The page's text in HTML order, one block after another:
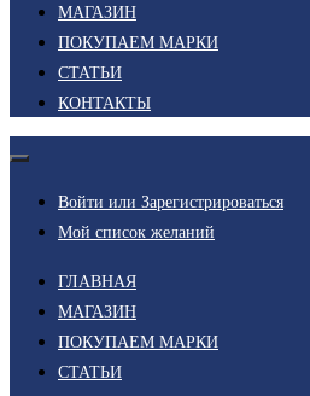
МАГАЗИН
ПОКУПАЕМ МАРКИ
СТАТЬИ
КОНТАКТЫ
Войти или Зарегистрироваться
Мой список желаний
ГЛАВНАЯ
МАГАЗИН
ПОКУПАЕМ МАРКИ
СТАТЬИ